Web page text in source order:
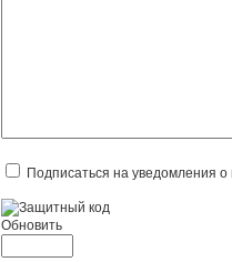
Подписаться на уведомления
Обновить